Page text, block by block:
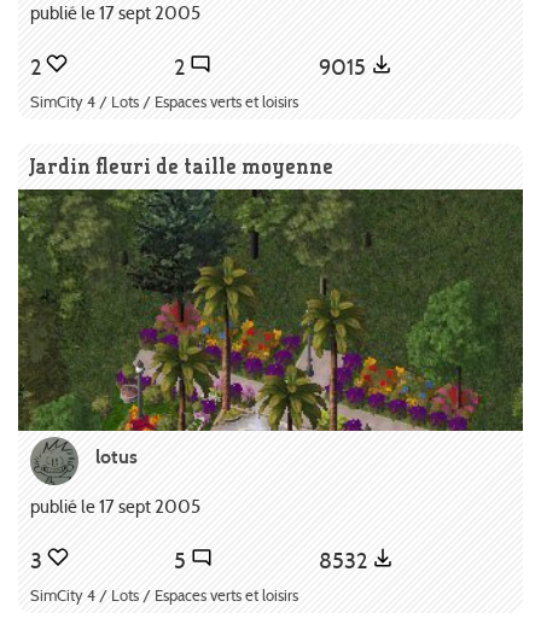
publié le 17 sept 2005
2 2 9015
SimCity 4 / Lots / Espaces verts et loisirs
Jardin fleuri de taille moyenne
lotus
publié le 17 sept 2005
3 5 8532
SimCity 4 / Lots / Espaces verts et loisirs